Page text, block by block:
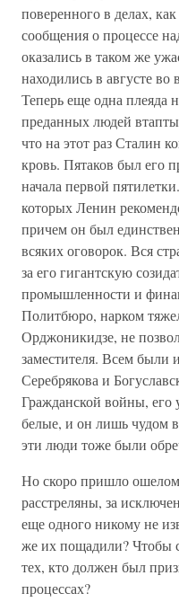
поверенного в делах,
сообщения о процессе
оказались в таком же
находились в августе
Теперь еще одна плеяда
преданных людей
что на этот раз Сталин
кровь. Пятаков был его
начала первой
которых Ленин
причем он был
всяких оговорок. Вся
за его гигантскую
промышленности и
Политбюро, нарком
Орджоникидзе, не
заместителя. Всем были
Серебрякова и
Гражданской войны, его
белые, и он лишь чудом
эти люди тоже были
Но скоро пришло
расстреляны, за
еще одного никому не
же их пощадили? Чтобы
тех, кто должен был
процессах?